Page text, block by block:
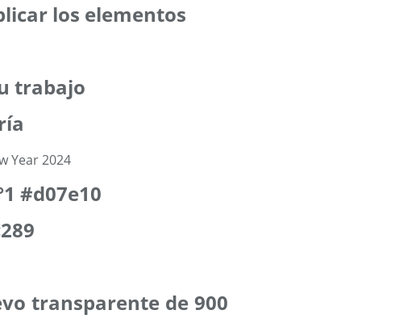
los elementos
trabajo
#d07e10
transparente de 900